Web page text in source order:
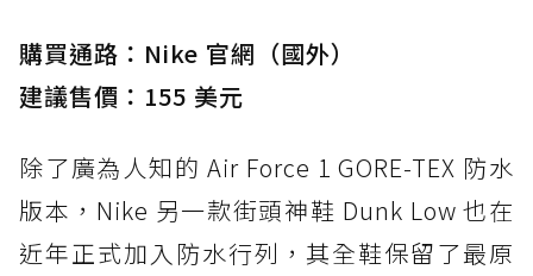
購買通路：Nike 官網（國外）
建議售價：155 美元
除了廣為人知的 Air Force 1 GORE-TEX 防水
版本，Nike 另一款街頭神鞋 Dunk Low 也在
近年正式加入防水行列，其全鞋保留了最原